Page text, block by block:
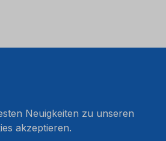
Neuigkeiten zu unseren
akzeptieren.